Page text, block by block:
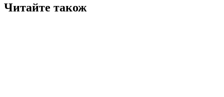
Читайте також